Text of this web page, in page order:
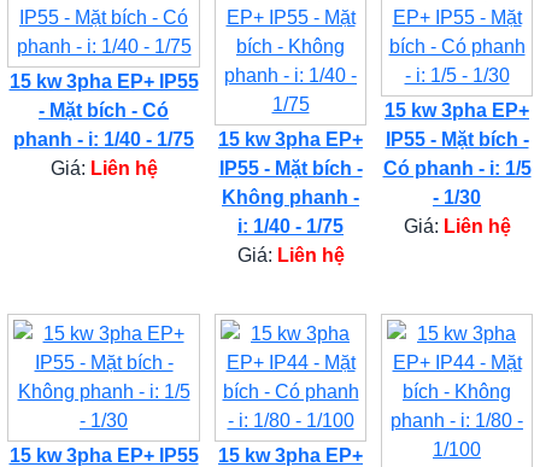
15 kw 3pha EP+ IP55
- Mặt bích - Có
phanh - i: 1/40 - 1/75
Giá: Liên hệ
15 kw 3pha EP+
IP55 - Mặt bích -
Không phanh -
i: 1/40 - 1/75
Giá: Liên hệ
15 kw 3pha EP+
IP55 - Mặt bích -
Có phanh - i: 1/5
- 1/30
Giá: Liên hệ
15 kw 3pha EP+ IP55
15 kw 3pha EP+